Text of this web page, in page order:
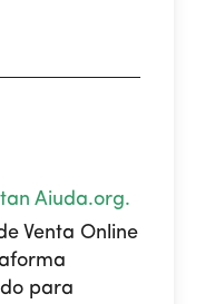
Aiuda.org.
Venta Online
para